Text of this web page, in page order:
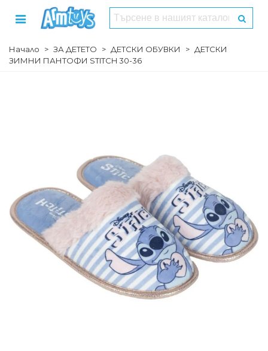
Начало > ЗА ДЕТЕТО > ДЕТСКИ ОБУВКИ > ДЕТСКИ
ЗИМНИ ПАНТОФИ STITCH 30-36